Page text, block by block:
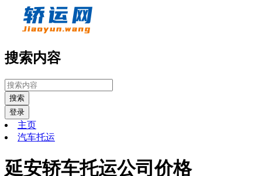
搜索内容
搜索
登录
主页
汽车托运
延安轿车托运公司价格